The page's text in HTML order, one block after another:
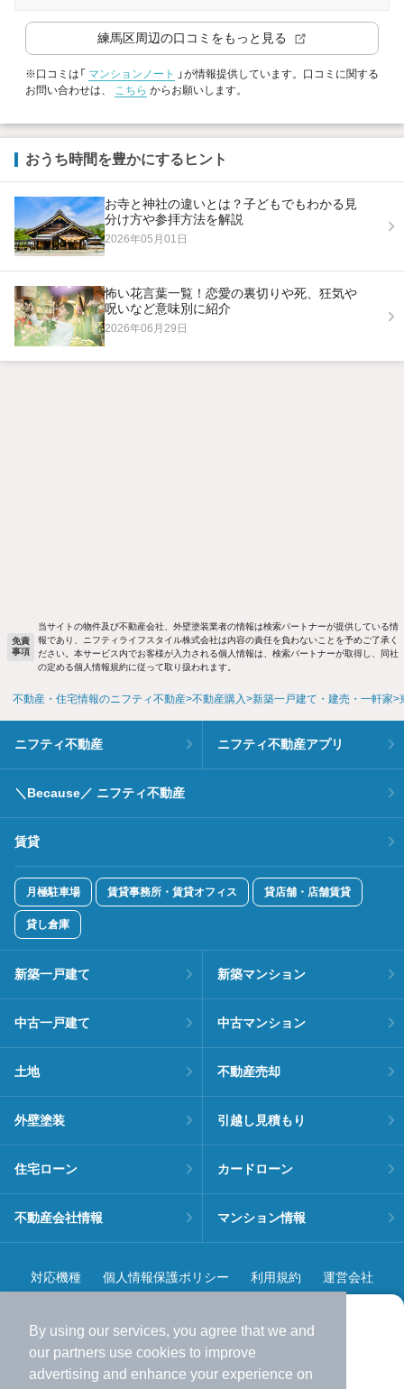
By using our services, you agree that we and
our partners use cookies to improve
advertising and enhance your experience on
より使いやすくなった
アプリで物件探ししませんか？
練馬区周辺の口コミをもっと見る
※口コミは「 マンションノート
」が情報提供しています。口コミに関する
お問い合わせは、
こちら からお願いします。
おうち時間を豊かにするヒント
お寺と神社の違いとは？子どもでもわかる見
分け方や参拝方法を解説
2026年05月01日
怖い花言葉一覧！恋愛の裏切りや死、狂気や
呪いなど意味別に紹介
2026年06月29日
免責
事項
当サイトの物件及び不動産会社、外壁塗装業者の情報は検索パートナーが提供している情
報であり、ニフティライフスタイル株式会社は内容の責任を負わないことを予めご了承く
ださい。本サービス内でお客様が入力される個人情報は、検索パートナーが取得し、同社
の定める個人情報規約に従って取り扱われます。
不動産・住宅情報のニフティ不動産 不動産購入 新築一戸建て・建売・一軒家
ニフティ不動産 ニフティ不動産アプリ
＼Because／ ニフティ不動産
賃貸
月極駐車場 賃貸事務所・賃貸オフィス 貸店舗・店舗賃貸
貸し倉庫
新築一戸建て 新築マンション
中古一戸建て 中古マンション
土地 不動産売却
外壁塗装 引越し見積もり
住宅ローン カードローン
不動産会社情報 マンション情報
対応機種 個人情報保護ポリシー 利用規約 運営会社